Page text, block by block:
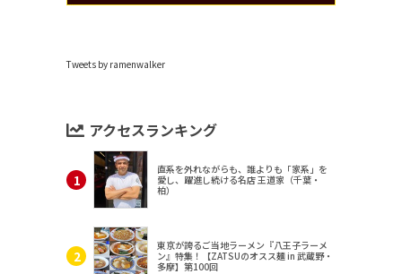
Tweets by ramenwalker
アクセスランキング
直系を外れながらも、誰よりも「家系」を
愛し、躍進し続ける名店 王道家（千葉・
柏）
東京が誇るご当地ラーメン『八王子ラーメ
ン』特集！【ZATSUのオスス麺 in 武蔵野・
多摩】第100回